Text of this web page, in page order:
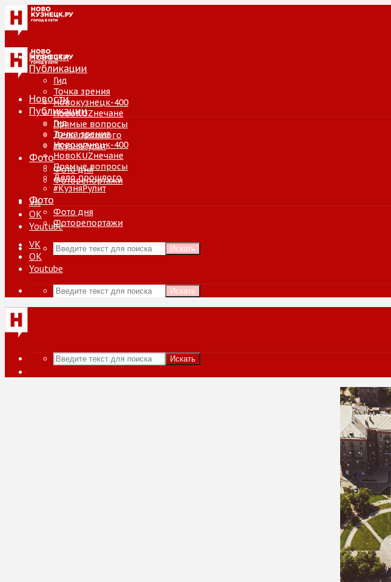
Новости
Публикации
Гид
Точка зрения
Новокузнецк-400
НовоKUZнечане
Прямые вопросы
Дело прошлого
#КузняРулит
Фото
Фото дня
Фоторепортажи
VK
ОК
Youtube
Искать
Новости
Публикации
Гид
Точка зрения
Новокузнецк-400
НовоKUZнечане
Прямые вопросы
Дело прошлого
#КузняРулит
Фото
Фото дня
Фоторепортажи
VK
ОК
Youtube
Искать
Искать